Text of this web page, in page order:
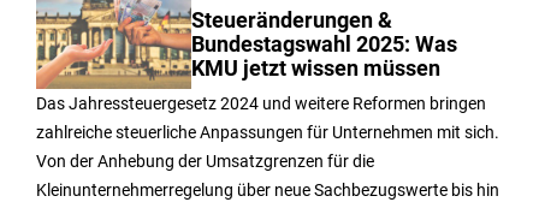
Steueränderungen &
Bundestagswahl 2025: Was
KMU jetzt wissen müssen
Das Jahressteuergesetz 2024 und weitere Reformen bringen
zahlreiche steuerliche Anpassungen für Unternehmen mit sich.
Von der Anhebung der Umsatzgrenzen für die
Kleinunternehmerregelung über neue Sachbezugswerte bis hin